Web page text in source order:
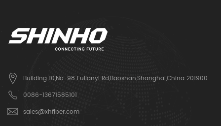
Building 10,No. 98 Fulianyi Rd,Baoshan,Shanghai,China 201900
0086-13671585101
sales@xhfiber.com